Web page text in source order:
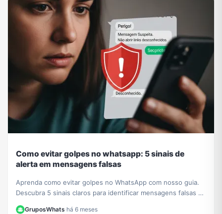
Como evitar golpes no whatsapp: 5 sinais de
alerta em mensagens falsas
Aprenda como evitar golpes no WhatsApp com nosso guia.
Descubra 5 sinais claros para identificar mensagens falsas e
GruposWhats·há 6 meses